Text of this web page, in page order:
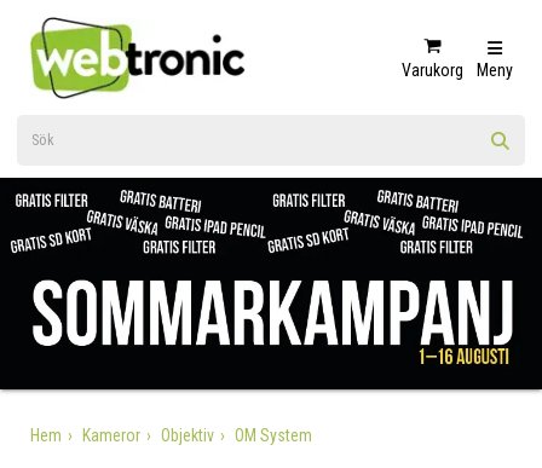
Varukorg Meny
Hem Kameror Objektiv OM System